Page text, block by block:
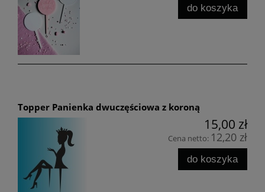
do koszyka
Topper Panienka dwuczęściowa z koroną
15,00 zł
Cena netto: 12,20 zł
do koszyka